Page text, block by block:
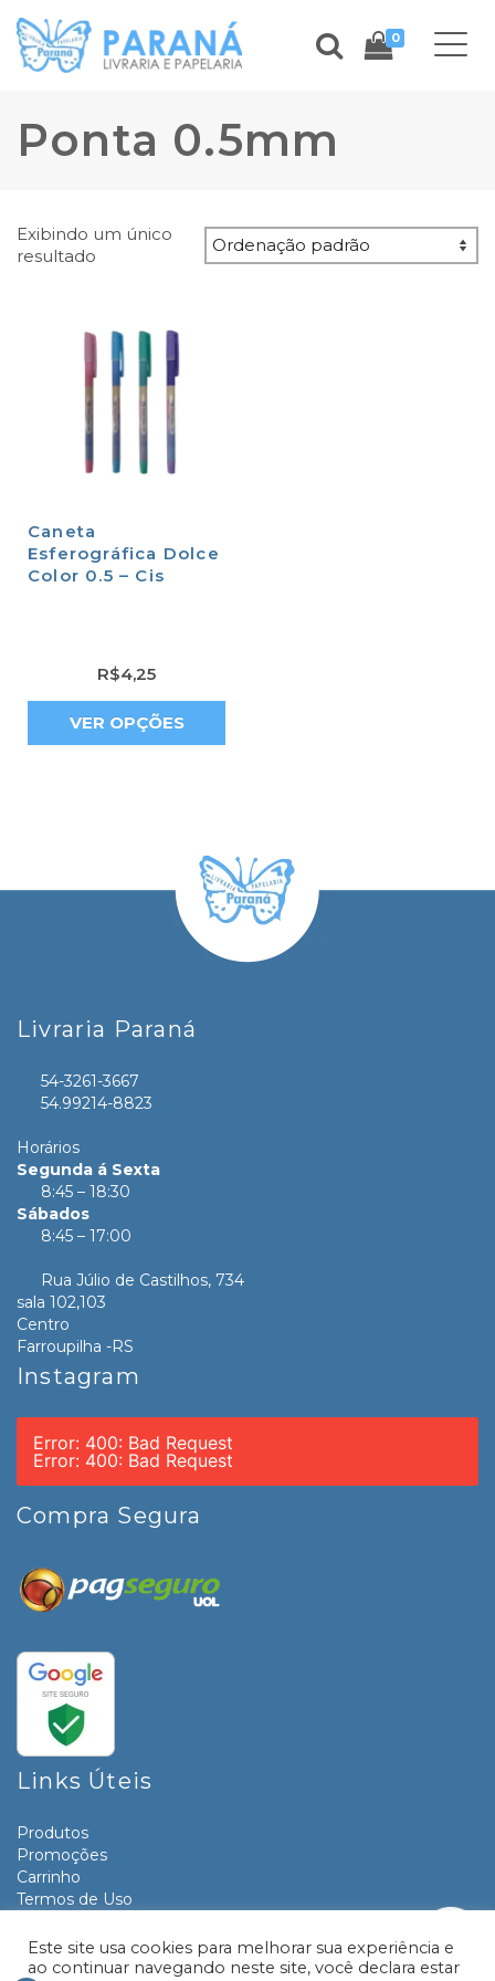
0
Ponta 0.5mm
Exibindo um único
resultado
Caneta
Esferográfica Dolce
Color 0.5 – Cis
R$4,25
VER OPÇÕES
Livraria Paraná
54-3261-3667
54.99214-8823
Horários
Segunda á Sexta
8:45 – 18:30
Sábados
8:45 – 17:00
Rua Júlio de Castilhos, 734
sala 102,103
Centro
Farroupilha -RS
Instagram
Error: 400: Bad Request
Error: 400: Bad Request
Compra Segura
Links Úteis
Produtos
Promoções
Carrinho
Termos de Uso
Contato
Este site usa cookies para melhorar sua experiência e
ao continuar navegando neste site, você declara estar